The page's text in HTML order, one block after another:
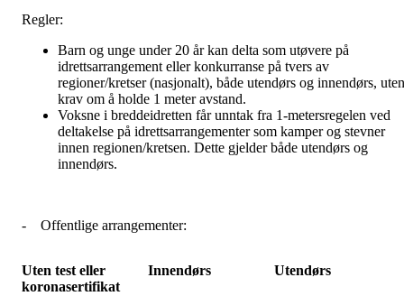
Regler:
Barn og unge under 20 år kan delta som utøvere på
idrettsarrangement eller konkurranse på tvers av
regioner/kretser (nasjonalt), både utendørs og innendørs, uten
krav om å holde 1 meter avstand.
Voksne i breddeidretten får unntak fra 1-metersregelen ved
deltakelse på idrettsarrangementer som kamper og stevner
innen regionen/kretsen. Dette gjelder både utendørs og
innendørs.
- Offentlige arrangementer:
Uten test eller
koronasertifikat
Innendørs Utendørs